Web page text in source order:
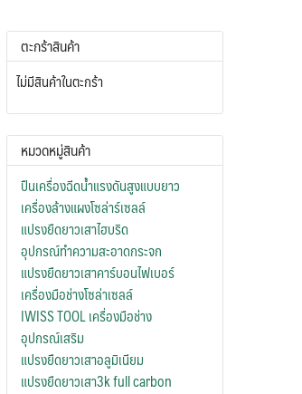
ตะกร้าสินค้า
ไม่มีสินค้าในตะกร้า
หมวดหมู่สินค้า
ปืนเครื่องฉีดน้ำแรงดันสูงแบบยาว
เครื่องล้างแผงโซล่าร์เซลล์
แปรงยืดยาวเสาไฮบริด
อุปกรณ์ทำความสะอาดกระจก
แปรงยืดยาวเสาคาร์บอนไฟเบอร์
เครื่องมือช่างโซล่าเซลล์
IWISS TOOL เครื่องมือช่าง
อุปกรณ์เสริม
แปรงยืดยาวเสาอลูมิเนียม
แปรงยืดยาวเสา3k full carbon